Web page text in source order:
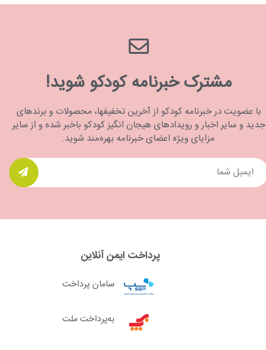
مشترک خبرنامه کودکو شوید!
با عضویت در خبرنامه کودکو از آخرین تخفیفها، محصولات و برندهای
جدید و سایر اخبار و رویدادهای هیجان انگیز کودکو باخبر شده و از سایر
مزایای ویژه اعضای خبرنامه بهره‌مند شوید.
پرداخت ایمن آنلاین
سامان پرداخت
به‌پرداخت ملت